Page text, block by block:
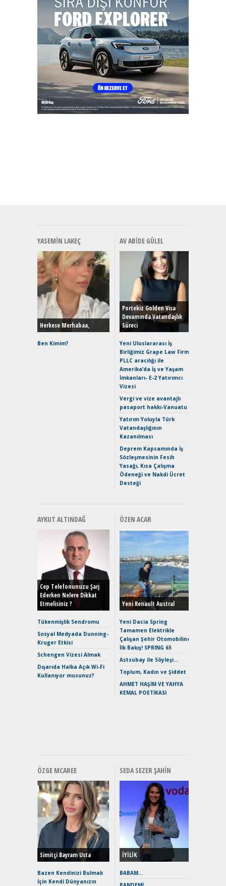
YASEMIN LAKEÇ
Herkese Merhabaa,
Ben Kimim?
AV ABIDE GÜLEL
Portekiz Golden Visa
Devamında Vatandaşlık
Süreci
Yeni Uluslararası İş
Birliğimiz Grape Law Firm
PLLC aracılığı ile
Amerika’da İş ve Yaşam
İmkanları- E-2 Yatırımcı
Vizesi
Vergi ve vize avantajlı
pasaport hakkı-Vanuatu
Yatırım Yoluyla Türk
Vatandaşlığının
Kazanılması
Deprem Kapsamında İş
Sözleşmesinin Fesih
Yasağı, Kısa Çalışma
Ödeneği ve Nakdi Ücret
Desteği
AYKUT ALTINDAĞ
Cep Telefonunuzu Şarj
Ederken Nelere Dikkat
Etmelisiniz ?
Tükenmişlik Sendromu
Sosyal Medyada Dunning-
Kruger Etkisi
Schengen Vizesi Almak
Dışarıda Halka Açık Wi-Fi
Kullanıyor musunuz?
ÖZEN ACAR
Yeni Renault Austral
Yeni Dacia Spring
Tamamen Elektrikle
Çalışan Şehir Otomobiline
İlk Bakış! SPRING 65
Astsubay ile Söyleşi…
Toplum, Kadın ve Şiddet
AHMET HAŞİM VE YAHYA
KEMAL POETİKASI
ÖZGE MCAREE
Simitçi Bayram Usta
Bazen Kendinizi Bulmak
İçin Kendi Dünyanızın
SEDA SEZER ŞAHIN
İYİLİK
BABAM…